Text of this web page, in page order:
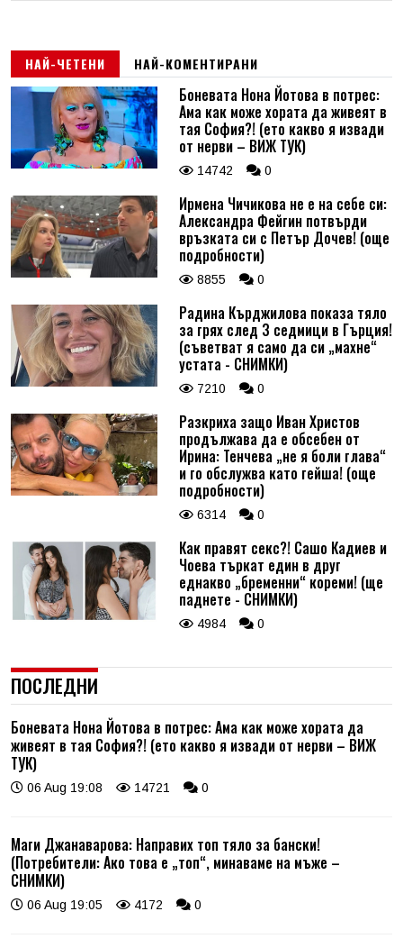
НАЙ-ЧЕТЕНИ НАЙ-КОМЕНТИРАНИ
Боневата Нона Йотова в потрес:
Ама как може хората да живеят в
тая София?! (ето какво я извади
от нерви – ВИЖ ТУК)
14742 0
Ирмена Чичикова не е на себе си:
Александра Фейгин потвърди
връзката си с Петър Дочев! (още
подробности)
8855 0
Радина Кърджилова показа тяло
за грях след 3 седмици в Гърция!
(съветват я само да си „махне“
устата - СНИМКИ)
7210 0
Разкриха защо Иван Христов
продължава да е обсебен от
Ирина: Тенчева „не я боли глава“
и го обслужва като гейша! (още
подробности)
6314 0
Как правят секс?! Сашо Кадиев и
Чоева търкат един в друг
еднакво „бременни“ кореми! (ще
паднете - СНИМКИ)
4984 0
ПОСЛЕДНИ
Боневата Нона Йотова в потрес: Ама как може хората да
живеят в тая София?! (ето какво я извади от нерви – ВИЖ
ТУК)
06 Aug 19:08 14721 0
Маги Джанаварова: Направих топ тяло за бански!
(Потребители: Ако това е „топ“, минаваме на мъже –
СНИМКИ)
06 Aug 19:05 4172 0